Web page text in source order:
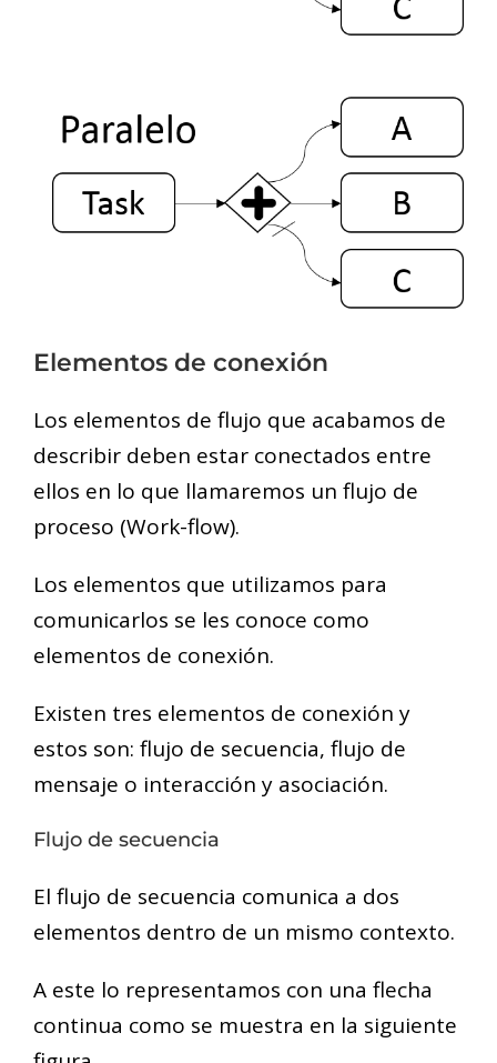
Elementos de conexión
Los elementos de flujo que acabamos de
describir deben estar conectados entre
ellos en lo que llamaremos un flujo de
proceso (Work-flow).
Los elementos que utilizamos para
comunicarlos se les conoce como
elementos de conexión.
Existen tres elementos de conexión y
estos son: flujo de secuencia, flujo de
mensaje o interacción y asociación.
Flujo de secuencia
El flujo de secuencia comunica a dos
elementos dentro de un mismo contexto.
A este lo representamos con una flecha
continua como se muestra en la siguiente